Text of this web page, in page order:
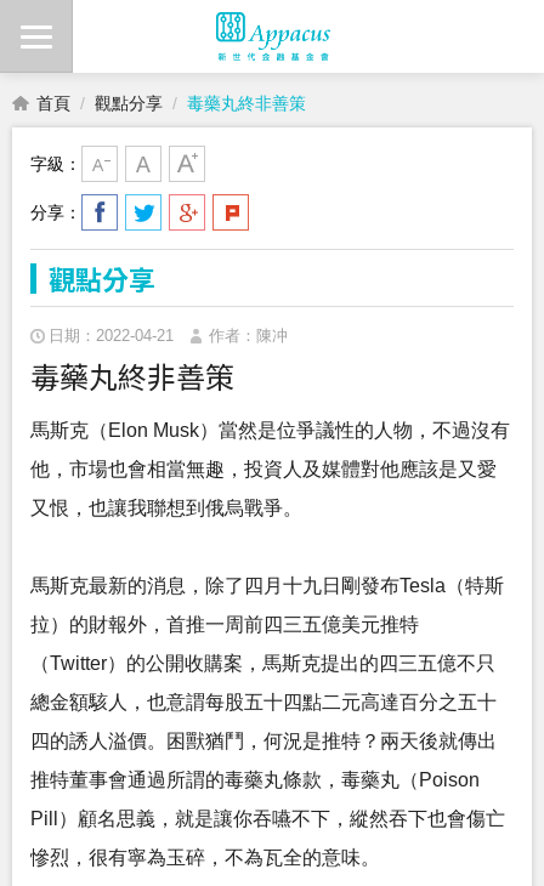
首頁 觀點分享 毒藥丸終非善策
字級：
分享：
觀點分享
日期：2022-04-21 作者：陳冲
毒藥丸終非善策
馬斯克（Elon Musk）當然是位爭議性的人物，不過沒有
他，市場也會相當無趣，投資人及媒體對他應該是又愛
又恨，也讓我聯想到俄烏戰爭。
馬斯克最新的消息，除了四月十九日剛發布Tesla（特斯
拉）的財報外，首推一周前四三五億美元推特
（Twitter）的公開收購案，馬斯克提出的四三五億不只
總金額駭人，也意謂每股五十四點二元高達百分之五十
四的誘人溢價。困獸猶鬥，何況是推特？兩天後就傳出
推特董事會通過所謂的毒藥丸條款，毒藥丸（Poison
Pill）顧名思義，就是讓你吞嚥不下，縱然吞下也會傷亡
慘烈，很有寧為玉碎，不為瓦全的意味。